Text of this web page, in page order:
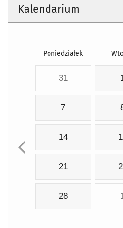
Kalendarium
Poniedziałek
31
7
14
21
28